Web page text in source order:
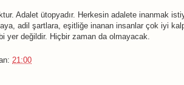
Adalet ütopyadır. Herkesin adalete inanmak
adil şartlara, eşitliğe inanan insanlar çok iyi
yer değildir. Hiçbir zaman da olmayacak.
21:00